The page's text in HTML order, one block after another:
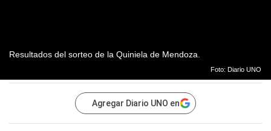
Resultados del sorteo de la Quiniela de Mendoza.
Foto: Diario UNO
Agregar Diario UNO en